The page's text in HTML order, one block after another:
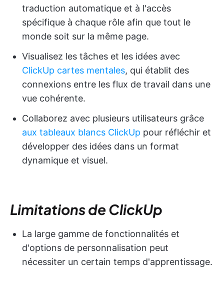
traduction automatique et à l'accès
spécifique à chaque rôle afin que tout le
monde soit sur la même page.
Visualisez les tâches et les idées avec
ClickUp cartes mentales, qui établit des
connexions entre les flux de travail dans une
vue cohérente.
Collaborez avec plusieurs utilisateurs grâce
aux tableaux blancs ClickUp pour réfléchir et
développer des idées dans un format
dynamique et visuel.
Limitations de ClickUp
La large gamme de fonctionnalités et
d'options de personnalisation peut
nécessiter un certain temps d'apprentissage.